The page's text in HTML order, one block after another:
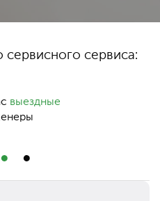
сервиса:
выездные